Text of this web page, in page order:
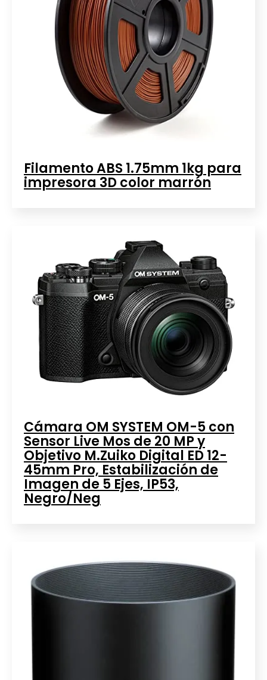
Filamento ABS 1.75mm 1kg para
impresora 3D color marrón
Cámara OM SYSTEM OM-5 con
Sensor Live Mos de 20 MP y
Objetivo M.Zuiko Digital ED 12-
45mm Pro, Estabilización de
Imagen de 5 Ejes, IP53,
Negro/Neg